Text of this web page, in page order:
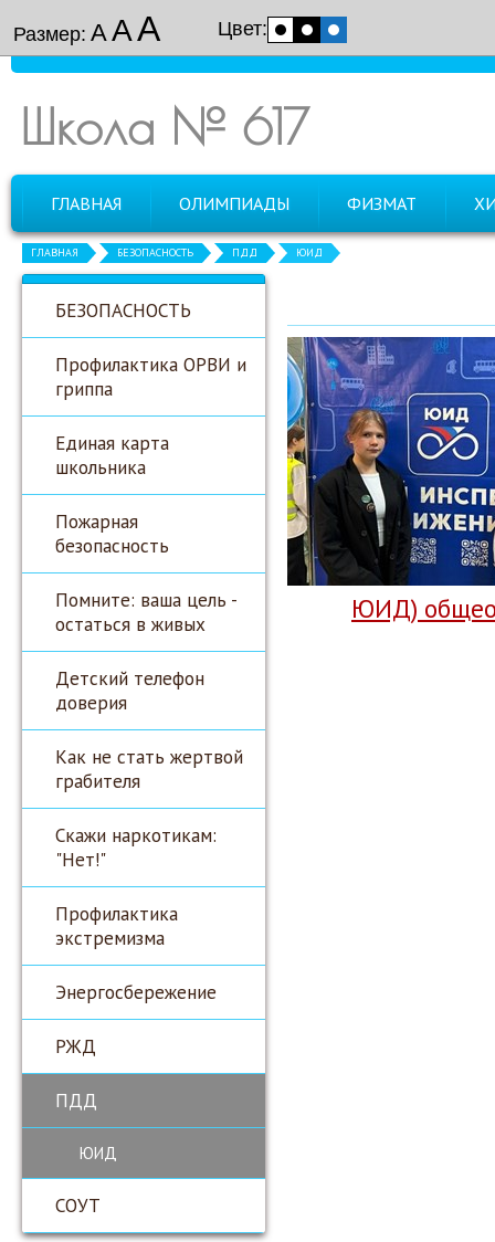
Размер: ААА Цвет:
Школа № 617
ГЛАВНАЯ ОЛИМПИАДЫ ФИЗМАТ
ГЛАВНАЯ БЕЗОПАСНОСТЬ ПДД ЮИД
БЕЗОПАСНОСТЬ
Профилактика ОРВИ и
гриппа
Единая карта
школьника
Пожарная
безопасность
Помните: ваша цель -
остаться в живых
Детский телефон
доверия
Как не стать жертвой
грабителя
Скажи наркотикам:
"Нет!"
Профилактика
экстремизма
Энергосбережение
РЖД
ПДД
ЮИД
СОУТ
ЮИД)